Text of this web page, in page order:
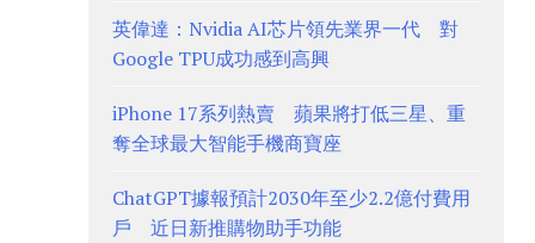
英偉達：Nvidia AI芯片領先業界一代 對
Google TPU成功感到高興
iPhone 17系列熱賣 蘋果將打低三星、重
奪全球最大智能手機商寶座
ChatGPT據報預計2030年至少2.2億付費用
戶 近日新推購物助手功能